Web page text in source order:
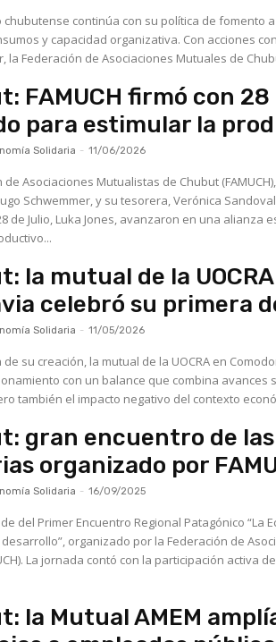
chubutense continúa con su política de fomento
organizativa. Con acciones conjuntas, entre la Mutual
la Federación de Asociaciones Mutuales de
FAMUCH firmó con
para estimular la
Solidaria - 11/06/2026
de Asociaciones Mutualistas de Chubut
Schwemmer, y su tesorera, Verónica
de Julio, Luka Jones, avanzaron en una alianza
la mutual de la
celebró su primera
Solidaria - 11/05/2026
su creación, la mutual de la UOCRA en
con un balance que combina avances
gran encuentro de
organizado por
Solidaria - 16/09/2025
del Primer Encuentro Regional Patagónico “La
organizado por la Federación de
La jornada contó con la participación activa
la Mutual AMEM